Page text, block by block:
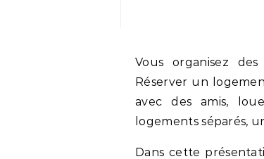
Vous organisez
Réserver un
avec des amis,
logements séparés,
Dans cette